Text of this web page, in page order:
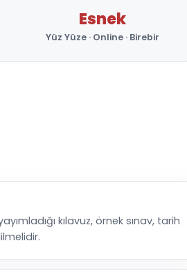
Esnek
Yüz Yüze · Online · Birebir
kılavuz, örnek sınav, tarih